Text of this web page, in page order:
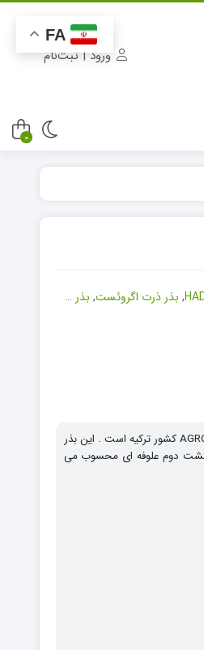
ورود | ثبت‌نام
0
, بذر ذرت اگروئست, بذر ذرت اگروئست رقم HADIL
بذر ذرت اگروئست رقم HADIL ، یکی از برترینهای بذر ذرت خارجی از گروه فائو 620 و محصول کمپانی AGROEAST کشور ترکیه است . این بذر
کشت دوم علوفه ای محسوب می
FA